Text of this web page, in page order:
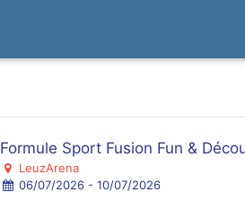
Formule Sport Fusion Fun &
LeuzArena
06/07/2026 - 10/07/2026